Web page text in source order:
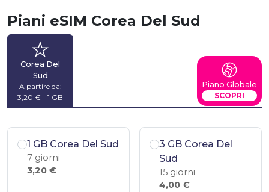
Piani eSIM Corea Del Sud
Corea Del
Sud
A partire da:
3,20 € - 1 GB
Piano Globale
SCOPRI
1 GB Corea Del Sud
7 giorni
3,20 €
3 GB Corea Del
Sud
15 giorni
4,00 €